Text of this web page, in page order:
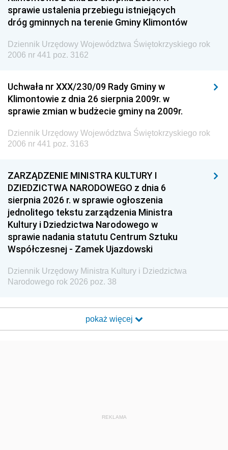
sprawie ustalenia przebiegu istniejących
dróg gminnych na terenie Gminy Klimontów
Dziennik Urzędowy Województwa Świętokrzyskiego rok
2006 nr 441 poz. 3162
Uchwała nr XXX/230/09 Rady Gminy w
Klimontowie z dnia 26 sierpnia 2009r. w
sprawie zmian w budżecie gminy na 2009r.
Dziennik Urzędowy Województwa Świętokrzyskiego rok
2006 nr 441 poz. 3163
ZARZĄDZENIE MINISTRA KULTURY I
DZIEDZICTWA NARODOWEGO z dnia 6
sierpnia 2026 r. w sprawie ogłoszenia
jednolitego tekstu zarządzenia Ministra
Kultury i Dziedzictwa Narodowego w
sprawie nadania statutu Centrum Sztuku
Współczesnej - Zamek Ujazdowski
Dziennik Urzędowy Ministra Kultury i Dziedzictwa
Narodowego rok 2026 poz. 38
pokaż więcej
REKLAMA